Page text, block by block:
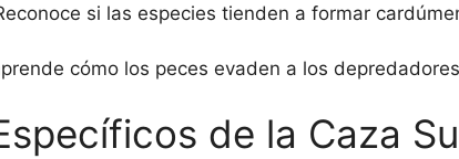
si las especies tienden a formar
cómo los peces evaden a los
de la Caza